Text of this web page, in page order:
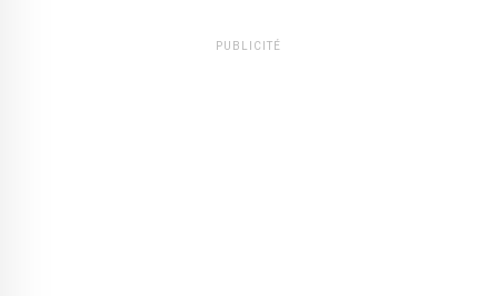
PUBLICITÉ